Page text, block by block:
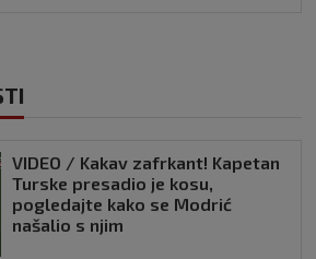
VIDEO / Kakav zafrkant! Kapetan
Turske presadio je kosu,
pogledajte kako se Modrić
našalio s njim